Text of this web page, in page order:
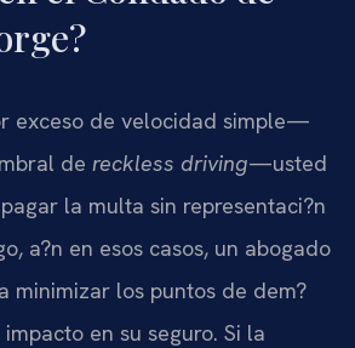
exceso de velocidad simple—
de reckless driving—usted
la multa sin representaci?n
a?n en esos casos, un abogado
minimizar los puntos de dem?
en su seguro. Si la